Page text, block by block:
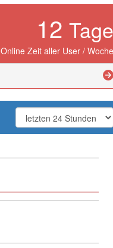
12 Tage
Online Zeit aller User / Woche